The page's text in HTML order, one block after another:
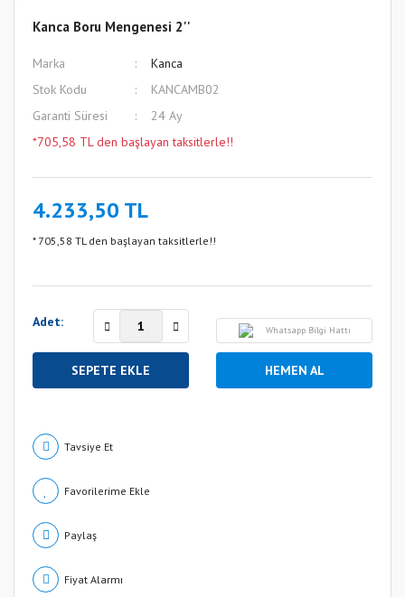
Kanca Boru Mengenesi 2''
Marka
Kanca
Stok Kodu
KANCAMB02
Garanti Süresi
24 Ay
*705,58 TL den başlayan taksitlerle!!
4.233,50 TL
* 705,58 TL den başlayan taksitlerle!!
Adet:
Whatsapp Bilgi Hattı
SEPETE EKLE HEMEN AL
Tavsiye Et
Paylaş
Fiyat Alarmı